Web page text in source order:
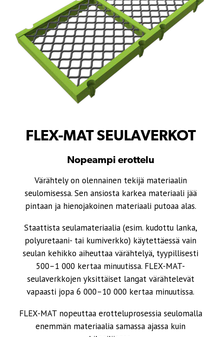
FLEX-MAT SEULAVERKOT
Nopeampi erottelu
Värähtely on olennainen tekijä materiaalin
seulomisessa. Sen ansiosta karkea materiaali jää
pintaan ja hienojakoinen materiaali putoaa alas.
Staattista seulamateriaalia (esim. kudottu lanka,
polyuretaani- tai kumiverkko) käytettäessä vain
seulan kehikko aiheuttaa värähtelyä, tyypillisesti
500–1 000 kertaa minuutissa. FLEX-MAT-
seulaverkkojen yksittäiset langat värähtelevät
vapaasti jopa 6 000–10 000 kertaa minuutissa.
FLEX-MAT nopeuttaa erotteluprosessia seulomalla
enemmän materiaalia samassa ajassa kuin